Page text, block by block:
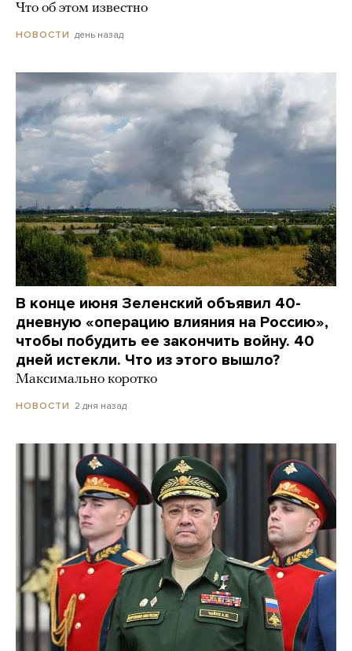
Что об этом известно
НОВОСТИ день назад
В конце июня Зеленский объявил 40-
дневную «операцию влияния на Россию»,
чтобы побудить ее закончить войну. 40
дней истекли. Что из этого вышло?
Максимально коротко
НОВОСТИ 2 дня назад